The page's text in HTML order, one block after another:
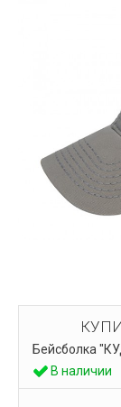
Бейсболка
В наличии